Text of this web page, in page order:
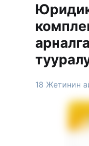
18 Жетинин